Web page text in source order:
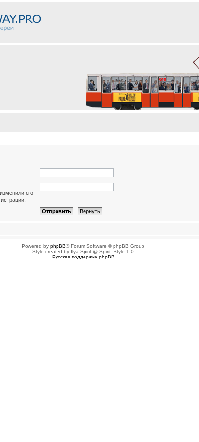
его
Powered by phpBB® Forum Software © phpBB Group
Style created by Ilya Spirit @ Spirit_Style 1.0
Русская поддержка phpBB